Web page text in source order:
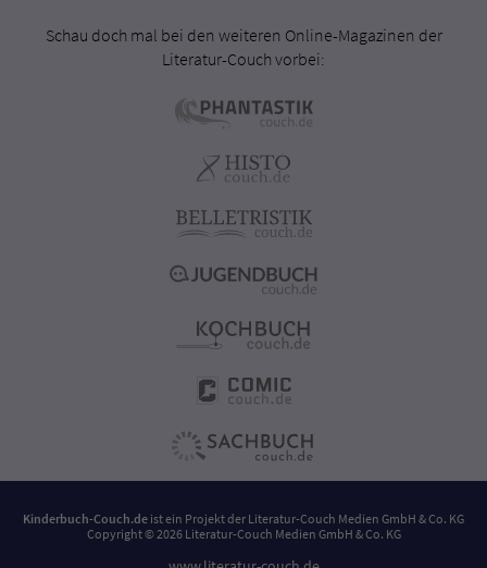
Schau doch mal bei den weiteren Online-Magazinen der
Literatur-Couch vorbei:
Kinderbuch-Couch.de ist ein Projekt der Literatur-Couch Medien GmbH & Co. KG
Copyright © 2026 Literatur-Couch Medien GmbH & Co. KG